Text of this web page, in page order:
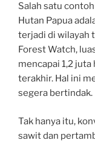
Salah satu
Hutan Papua
terjadi di wilayah
Forest Watch,
mencapai 1,2
terakhir. Hal ini
segera bertindak.
Tak hanya itu,
sawit dan